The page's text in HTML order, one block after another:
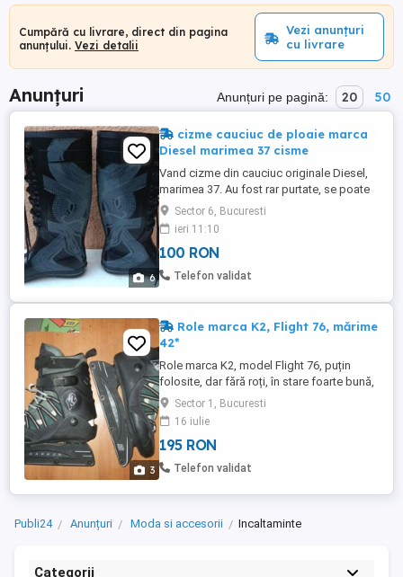
Cumpără cu livrare, direct din pagina
anunțului. Vezi detalii
Vezi anunțuri
cu livrare
Anunțuri Anunțuri pe pagină: 20 50
6
cizme cauciuc de ploaie marca
Diesel marimea 37 cisme
Vand cizme din cauciuc originale Diesel,
marimea 37. Au fost rar purtate, se poate
deduce si din imagini ca se regasesc in
stare foarte buna, nu sunt sparte, iar
orificile prin care trece siretul nu strapung
cizma la interior. Nu deranjati aiurea cu
impuneri de pret sau alte penibilitati! Dacă
Sector 6, Bucuresti
ieri 11:10
100 RON
Telefon validat
3
Role marca K2, Flight 76, mărime
42*
Role marca K2, model Flight 76, puțin
folosite, dar fără roți, în stare foarte bună,
marime 42, pentru diametru roti 72mm
(durometru 78A) cadru compozitie carbon
și inchidere cu șiret + clemă reglabilă.
Predare personală S1 trimit în țară prin
poșta română 26 lei. Vizitați și celelalte
Sector 1, Bucuresti
16 iulie
195 RON
Telefon validat
Publi24 Anunțuri Moda si accesorii Incaltaminte
Categorii